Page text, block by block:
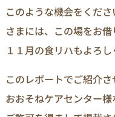
このような機会をくだ
さまには、この場をお借
１１月の食リハもよろし
このレポートでご紹介さ
おおそねケアセンター